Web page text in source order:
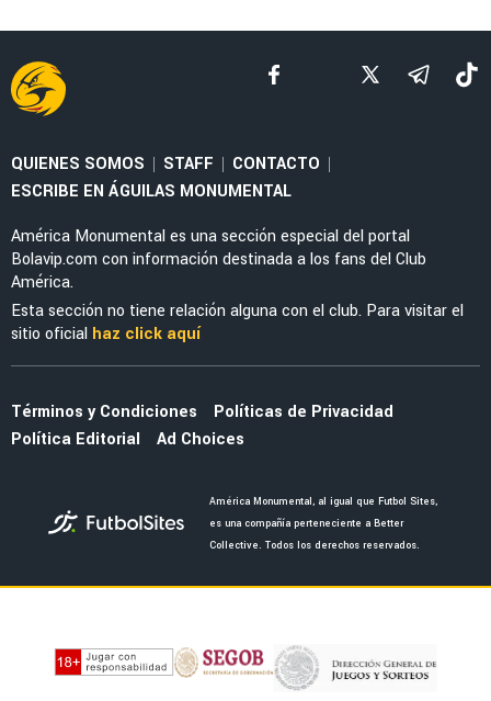
QUIENES SOMOS | STAFF | CONTACTO |
ESCRIBE EN ÁGUILAS MONUMENTAL
América Monumental es una sección especial del portal
Bolavip.com con información destinada a los fans del Club
América.
Esta sección no tiene relación alguna con el club. Para visitar el
sitio oficial haz click aquí
Términos y Condiciones
Políticas de Privacidad
Política Editorial
Ad Choices
América Monumental, al igual que Futbol Sites,
es una compañía perteneciente a Better
Collective. Todos los derechos reservados.